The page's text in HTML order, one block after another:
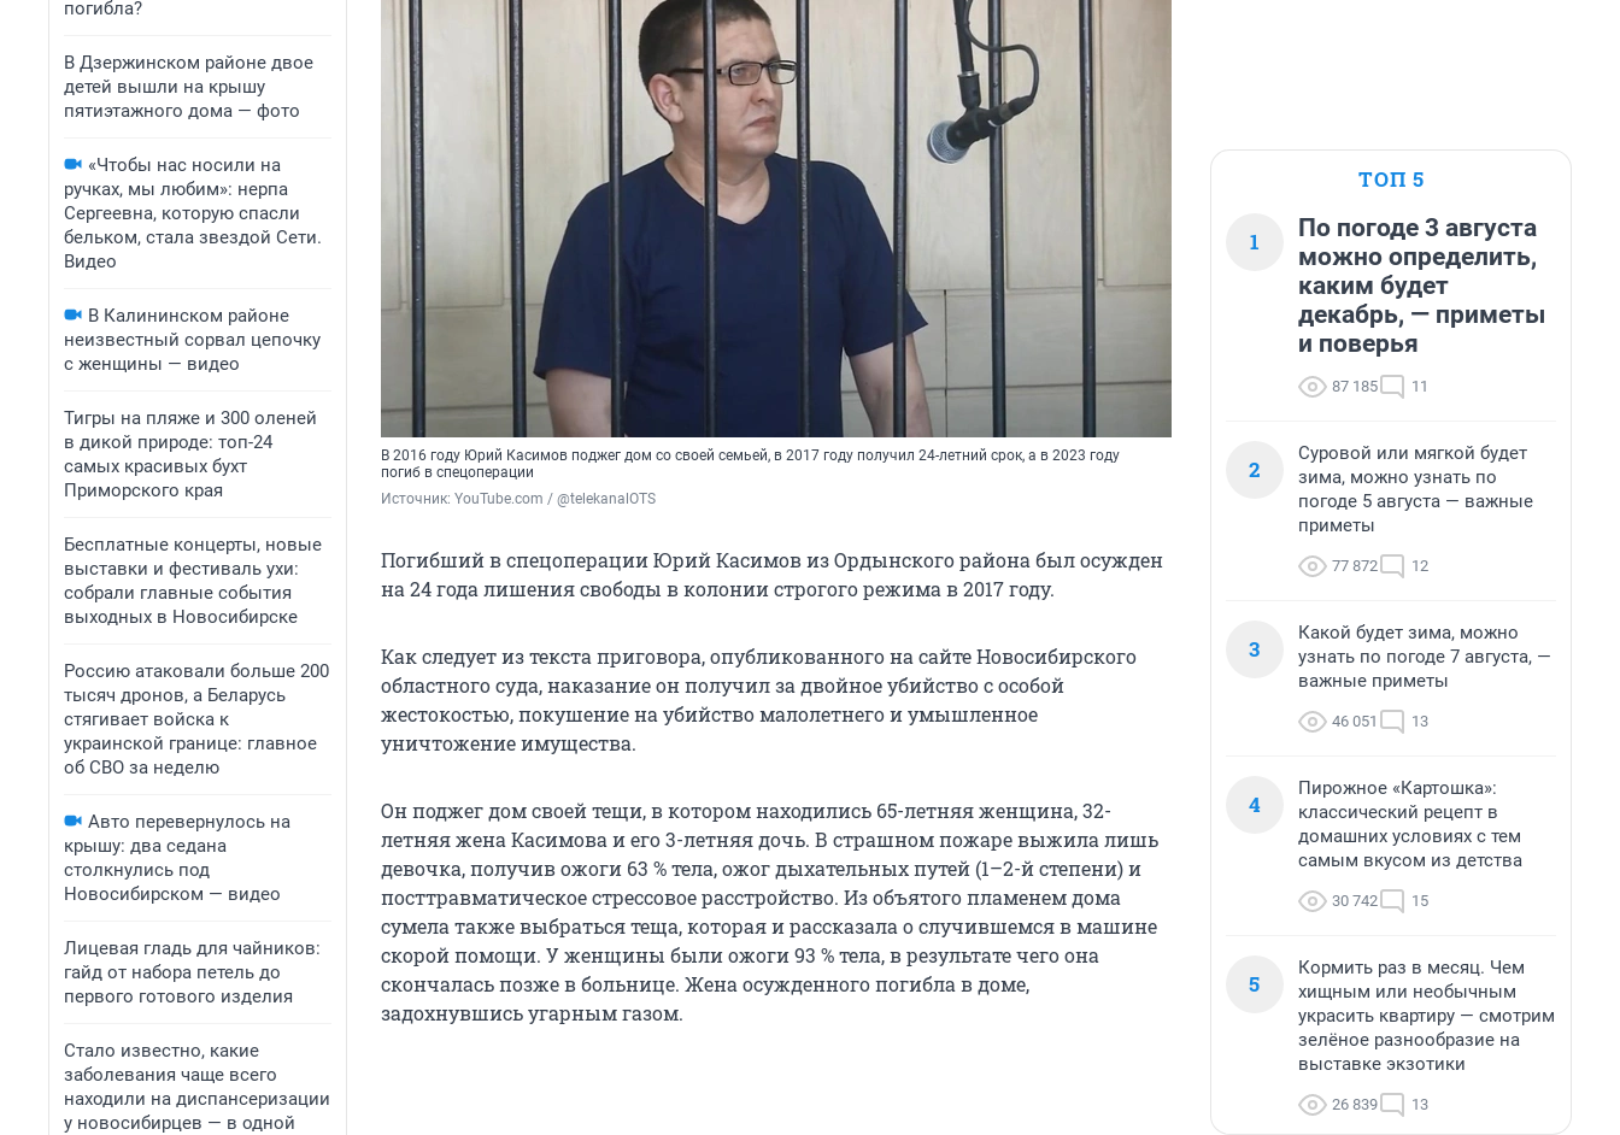
погибла?
В Дзержинском районе двое
детей вышли на крышу
пятиэтажного дома — фото
«Чтобы нас носили на
ручках, мы любим»: нерпа
Сергеевна, которую спасли
бельком, стала звездой Сети.
Видео
В Калининском районе
неизвестный сорвал цепочку
с женщины — видео
Тигры на пляже и 300 оленей
в дикой природе: топ-24
самых красивых бухт
Приморского края
Бесплатные концерты, новые
выставки и фестиваль ухи:
собрали главные события
выходных в Новосибирске
Россию атаковали больше 200
тысяч дронов, а Беларусь
стягивает войска к
украинской границе: главное
об СВО за неделю
Авто перевернулось на
крышу: два седана
столкнулись под
Новосибирском — видео
Лицевая гладь для чайников:
гайд от набора петель до
первого готового изделия
Стало известно, какие
заболевания чаще всего
находили на диспансеризации
у новосибирцев — в одной
В 2016 году Юрий Касимов поджег дом со своей семьей, в 2017 году получил 24-летний срок, а в 2023 году
погиб в спецоперации
Источник: YouTube.com / @telekanalOTS
Погибший в спецоперации Юрий Касимов из Ордынского района был осужден
на 24 года лишения свободы в колонии строгого режима в 2017 году.
Как следует из текста приговора, опубликованного на сайте Новосибирского
областного суда, наказание он получил за двойное убийство с особой
жестокостью, покушение на убийство малолетнего и умышленное
уничтожение имущества.
Он поджег дом своей тещи, в котором находились 65-летняя женщина, 32-
летняя жена Касимова и его 3-летняя дочь. В страшном пожаре выжила лишь
девочка, получив ожоги 63 % тела, ожог дыхательных путей (1–2-й степени) и
посттравматическое стрессовое расстройство. Из объятого пламенем дома
сумела также выбраться теща, которая и рассказала о случившемся в машине
скорой помощи. У женщины были ожоги 93 % тела, в результате чего она
скончалась позже в больнице. Жена осужденного погибла в доме,
задохнувшись угарным газом.
ТОП 5
1
По погоде 3 августа
можно определить,
каким будет
декабрь, — приметы
и поверья
87 185 11
2
Суровой или мягкой будет
зима, можно узнать по
погоде 5 августа — важные
приметы
77 872 12
3
Какой будет зима, можно
узнать по погоде 7 августа, —
важные приметы
46 051 13
4
Пирожное «Картошка»:
классический рецепт в
домашних условиях с тем
самым вкусом из детства
30 742 15
5
Кормить раз в месяц. Чем
хищным или необычным
украсить квартиру — смотрим
зелёное разнообразие на
выставке экзотики
26 839 13